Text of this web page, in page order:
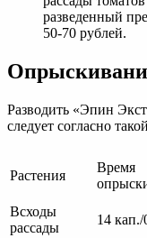
разведенный
50-70 рублей.
Разводить «Эпин
следует согласно
Растения
Время
Всходы
рассады
14 кап./